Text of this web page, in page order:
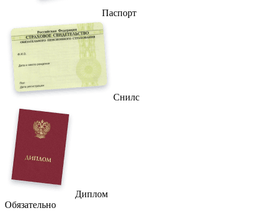
Паспорт
Снилс
Диплом
Обязательно